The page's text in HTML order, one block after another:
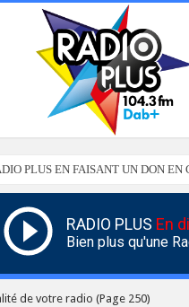
PLUS EN FAISANT UN DON EN
RADIO PLUS En
Bien plus qu'une
de votre radio (Page 250)